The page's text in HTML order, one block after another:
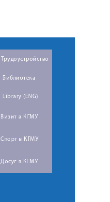
Трудоустройство
Библиотека
Library (ENG)
Визит в КГМУ
Спорт в КГМУ
Досуг в КГМУ